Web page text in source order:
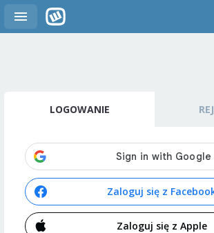
LOGOWANIE
Zaloguj się z
Zaloguj się z Apple